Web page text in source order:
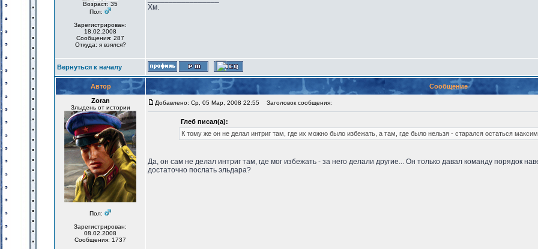
Возраст: 35
Пол:
Зарегистрирован:
18.02.2008
Сообщения: 287
Откуда: я взялся?
Хм.
Вернуться к началу
Автор
Сообщение
Zoran
Злыдень от истории
Пол:
Зарегистрирован:
08.02.2008
Сообщения: 1737
Добавлено: Ср, 05 Мар, 2008 22:55 Заголовок сообщения:
Глеб писал(а):
К тому же он не делал интриг там, где их можно было избежать, а там, где было нельзя - старался остаться
Да, он сам не делал интриг там, где мог избежать - за него делали другие... Он только давал команду порядок
достаточно послать эльдара?